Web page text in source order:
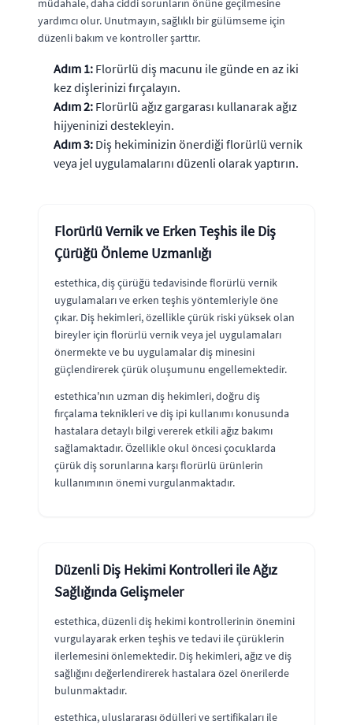
müdahale, daha ciddi sorunların önüne geçilmesine
yardımcı olur. Unutmayın, sağlıklı bir gülümseme için
düzenli bakım ve kontroller şarttır.
Adım 1: Florürlü diş macunu ile günde en az iki
kez dişlerinizi fırçalayın.
Adım 2: Florürlü ağız gargarası kullanarak ağız
hijyeninizi destekleyin.
Adım 3: Diş hekiminizin önerdiği florürlü vernik
veya jel uygulamalarını düzenli olarak yaptırın.
Florürlü Vernik ve Erken Teşhis ile Diş
Çürüğü Önleme Uzmanlığı
estethica, diş çürüğü tedavisinde florürlü vernik
uygulamaları ve erken teşhis yöntemleriyle öne
çıkar. Diş hekimleri, özellikle çürük riski yüksek olan
bireyler için florürlü vernik veya jel uygulamaları
önermekte ve bu uygulamalar diş minesini
güçlendirerek çürük oluşumunu engellemektedir.
estethica'nın uzman diş hekimleri, doğru diş
fırçalama teknikleri ve diş ipi kullanımı konusunda
hastalara detaylı bilgi vererek etkili ağız bakımı
sağlamaktadır. Özellikle okul öncesi çocuklarda
çürük diş sorunlarına karşı florürlü ürünlerin
kullanımının önemi vurgulanmaktadır.
Düzenli Diş Hekimi Kontrolleri ile Ağız
Sağlığında Gelişmeler
estethica, düzenli diş hekimi kontrollerinin önemini
vurgulayarak erken teşhis ve tedavi ile çürüklerin
ilerlemesini önlemektedir. Diş hekimleri, ağız ve diş
sağlığını değerlendirerek hastalara özel önerilerde
bulunmaktadır.
estethica, uluslararası ödülleri ve sertifikaları ile